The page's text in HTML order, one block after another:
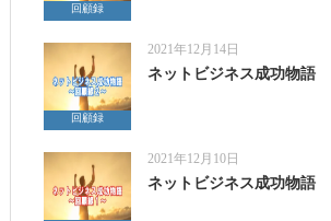
回顧録
回顧録
2021年12月14日
ネットビジネス成功物語
2021年12月10日
ネットビジネス成功物語